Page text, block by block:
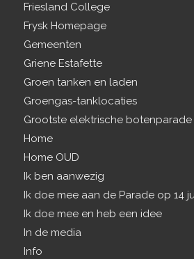
Friesland College
Frysk Homepage
Gemeenten
Griene Estafette
Groen tanken en laden
Groengas-tanklocaties
Grootste elektrische botenparade
Home
Home OUD
Ik ben aanwezig
Ik doe mee aan de Parade op 14
Ik doe mee en heb een idee
In de media
Info